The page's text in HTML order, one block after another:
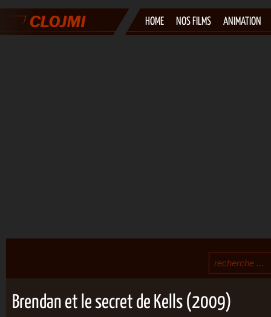
HOME NOS FILMS ANIMATION
Brendan et le secret de Kells (2009)